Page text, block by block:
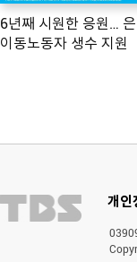
6년째 시원한 응원…
이동노동자 생수 지원
개인